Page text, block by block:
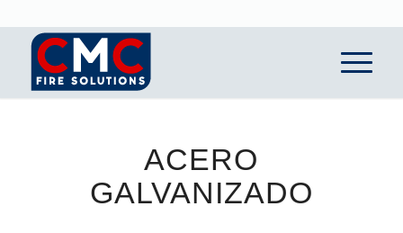
ACERO
GALVANIZADO